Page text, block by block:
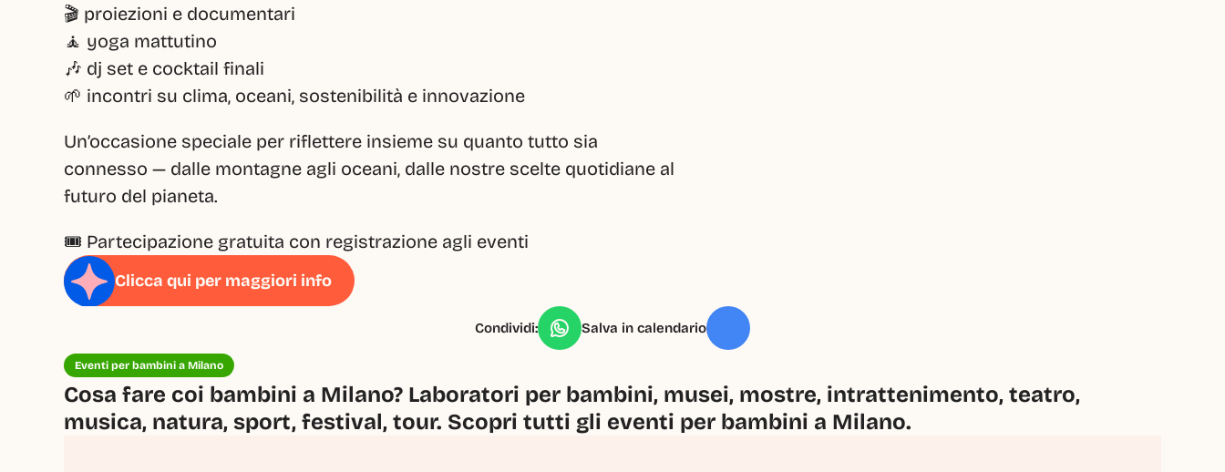
🎬 proiezioni e documentari
🧘 yoga mattutino
🎶 dj set e cocktail finali
🌱 incontri su clima, oceani, sostenibilità e innovazione
Un’occasione speciale per riflettere insieme su quanto tutto sia
connesso — dalle montagne agli oceani, dalle nostre scelte quotidiane al
futuro del pianeta.
🎟️ Partecipazione gratuita con registrazione agli eventi
Clicca qui per maggiori info
Condividi: Salva in calendario
Eventi per bambini a Milano
Cosa fare coi bambini a Milano? Laboratori per bambini, musei, mostre, intrattenimento, teatro,
musica, natura, sport, festival, tour. Scopri tutti gli eventi per bambini a Milano.